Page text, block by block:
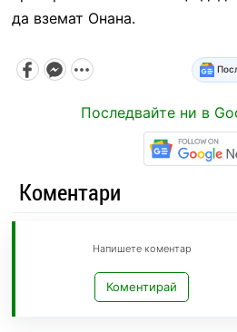
да вземат Онана.
Последвайте ни в
Коментари
Напишете коментар
Коментирай